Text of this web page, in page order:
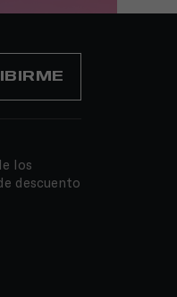
los
descuento